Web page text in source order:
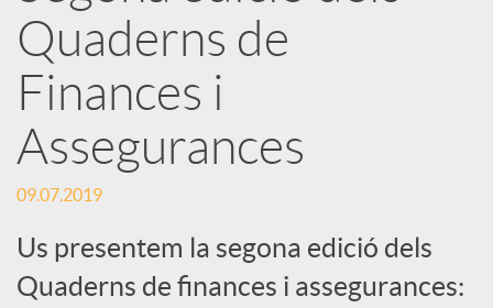
l
i
c
a
Quaderns de
Finances i
Assegurances
09.07.2019
Us presentem la segona edició dels
Quaderns de finances i assegurances: